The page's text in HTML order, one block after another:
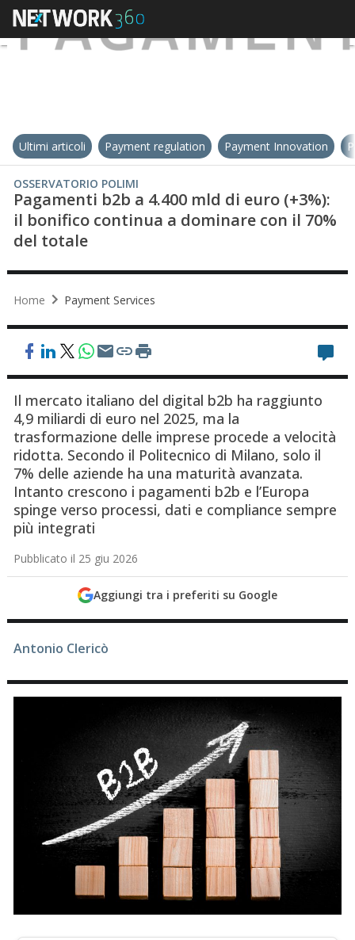
Ultimi articoli Payment regulation Payment Innovation
OSSERVATORIO POLIMI
Pagamenti b2b a 4.400 mld di euro (+3%):
il bonifico continua a dominare con il 70%
del totale
Home Payment Services
Il mercato italiano del digital b2b ha raggiunto
4,9 miliardi di euro nel 2025, ma la
trasformazione delle imprese procede a velocità
ridotta. Secondo il Politecnico di Milano, solo il
7% delle aziende ha una maturità avanzata.
Intanto crescono i pagamenti b2b e l’Europa
spinge verso processi, dati e compliance sempre
più integrati
Pubblicato il 25 giu 2026
Aggiungi tra i preferiti su Google
Antonio Clericò